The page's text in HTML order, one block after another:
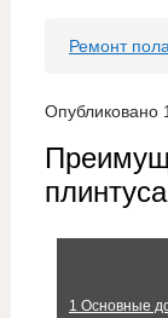
Ремонт пола
Опубликовано
1 Основные